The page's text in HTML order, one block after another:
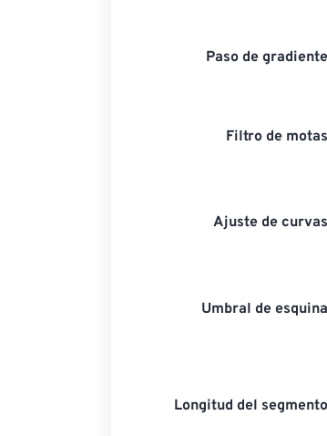
Paso de gradiente
Filtro de motas
Ajuste de curvas
Umbral de esquina
Longitud del segmento